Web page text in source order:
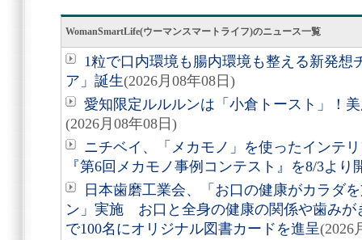
WomanSmartLife(ウーマンスマートライフ)のニュース一覧
1粒で口内環境も腸内環境も整える新発想
ア」誕生(2026月08年08日)
愛知限定ルルルンは「小倉トースト」！
(2026月08年08日)
ニチベイ、「メカモノ」を使ったインテ
『第6回メカモノ事例コンテスト』を8/3より
日本歯磨工業会、「お口の健康がカラダ
ン」実施 お口と全身の健康の関係や歯みが
で100名にオリジナル図書カードを進呈(2026